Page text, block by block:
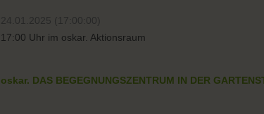
24.01.2025 (17:00:00)
17:00 Uhr im oskar. Aktionsraum
oskar. DAS BEGEGNUNGSZENTRUM IN DER